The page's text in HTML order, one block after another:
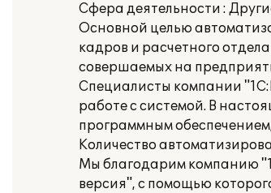
Сфера деятельности :
Основной целью
кадров и расчетного
совершаемых на
Специалисты компании
работе с системой. В
программным
Количество
Мы благодарим компанию
версия", с помощью